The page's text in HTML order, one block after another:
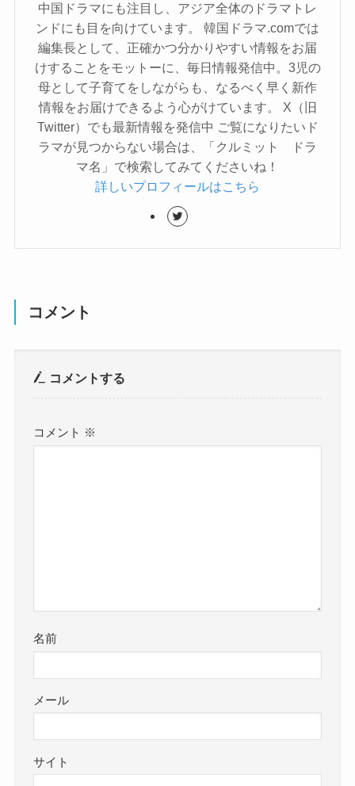
中国ドラマにも注目し、アジア全体のドラマトレ
ンドにも目を向けています。 韓国ドラマ.comでは
編集長として、正確かつ分かりやすい情報をお届
けすることをモットーに、毎日情報発信中。3児の
母として子育てをしながらも、なるべく早く新作
情報をお届けできるよう心がけています。 X（旧
Twitter）でも最新情報を発信中 ご覧になりたいド
ラマが見つからない場合は、「クルミット ドラ
マ名」で検索してみてくださいね！
詳しいプロフィールはこちら
コメント
コメントする
コメント ※
名前
メール
サイト